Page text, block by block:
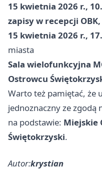
15 kwietnia 2026 r.,
zapisy w recepcji
15 kwietnia 2026 r.,
miasta
Sala wielofunkcyjna
Ostrowcu
Warto też pamiętać, że
jednoznaczny ze zgodą
na podstawie: Miejskie
Świętokrzyski.
Autor:krystian